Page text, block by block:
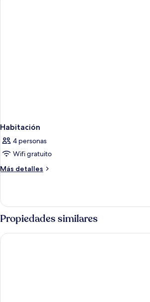
Habitación
4 personas
Wifi gratuito
Más detalles
Más
Propiedades similares
Drury Inn & Suites Near La Cantera Parkway